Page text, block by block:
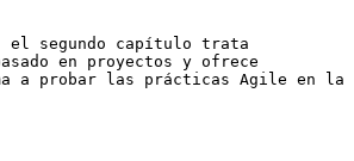
segundo capítulo trata
en proyectos y ofrece
a probar las prácticas Agile en la